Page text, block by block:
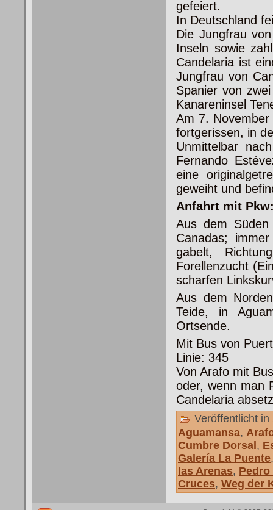
gefeiert.
In Deutschland
Die Jungfrau
Inseln sowie
Candelaria ist
Jungfrau von
Spanier von
Kanareninsel
Am 7.
fortgerissen, in
Unmittelbar
Fernando
eine
geweiht und
Anfahrt mit
Aus dem
Canadas;
gabelt,
Forellenzucht
scharfen
Aus dem
Teide, in
Ortsende.
Mit Bus von
Linie: 345
Von Arafo mit
oder, wenn man
Candelaria
Veröffentlicht in
Aguamansa,
Cumbre Dorsal,
Galería La Puente
las Arenas, Pedro
Cruces, Weg der